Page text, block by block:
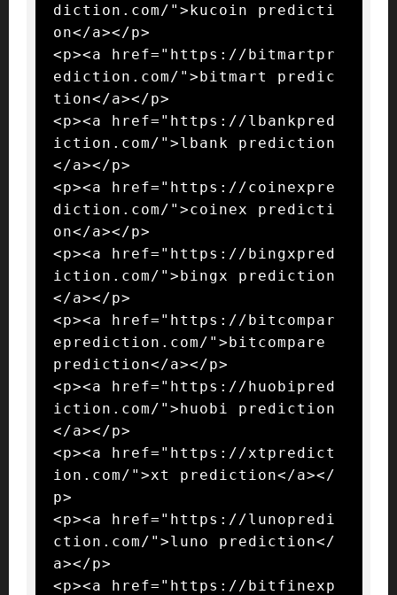
diction.com/">kucoin predicti
on</a></p>
<p><a href="https://bitmartpr
ediction.com/">bitmart predic
tion</a></p>
<p><a href="https://lbankpred
iction.com/">lbank prediction
</a></p>
<p><a href="https://coinexpre
diction.com/">coinex predicti
on</a></p>
<p><a href="https://bingxpred
iction.com/">bingx prediction
</a></p>
<p><a href="https://bitcompar
eprediction.com/">bitcompare
prediction</a></p>
<p><a href="https://huobipred
iction.com/">huobi prediction
</a></p>
<p><a href="https://xtpredict
ion.com/">xt prediction</a></
p>
<p><a href="https://lunopredi
ction.com/">luno prediction</
a></p>
<p><a href="https://bitfinexp